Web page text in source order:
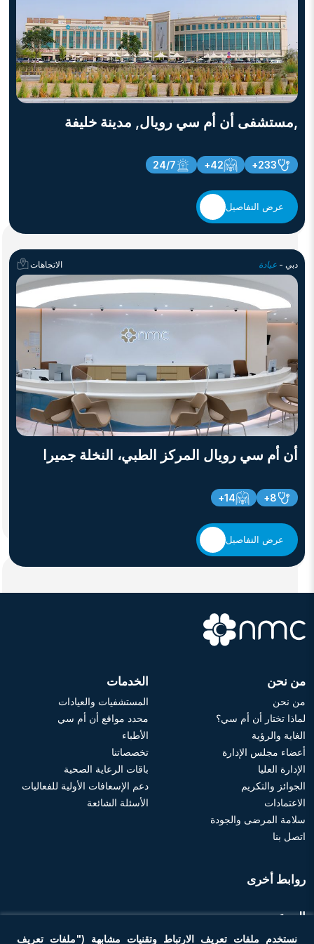
,مستشفى أن أم سي رويال, مدينة خليفة
233+
42+
24/7
عرض التفاصيل
دبي - عيادة الاتجاهات
أن أم سي رويال المركز الطبي، النخلة جميرا
8+
14+
عرض التفاصيل
من نحن
من نحن
لماذا تختار أن أم سي؟
الغاية والرؤية
أعضاء مجلس الإدارة
الإدارة العليا
الجوائز والتكريم
الاعتمادات
سلامة المرضى والجودة
اتصل بنا
الخدمات
المستشفيات والعيادات
محدد مواقع أن أم سي
الأطباء
تخصصاتنا
باقات الرعاية الصحية
دعم الإسعافات الأولية للفعاليات
الأسئلة الشائعة
روابط أخرى
الموعد
نستخدم ملفات تعريف الارتباط وتقنيات مشابهة ("ملفات تعريف